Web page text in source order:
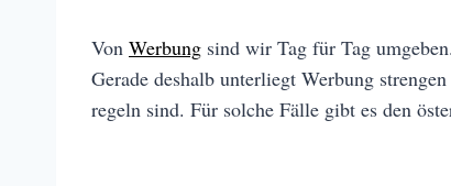
Von Werbung sind wir Tag für Tag
Gerade deshalb unterliegt Werbung
regeln sind. Für solche Fälle gibt es den